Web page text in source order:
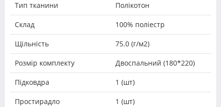
Тип тканини Полікотон
Склад 100% поліестр
Щільність 75.0 (г/м2)
Розмір комплекту Двоспальний (180*220)
Підковдра 1 (шт)
Простирадло 1 (шт)